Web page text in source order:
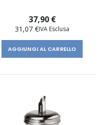
37,90 €
31,07 €
AGGIUNGI AL CARRELLO